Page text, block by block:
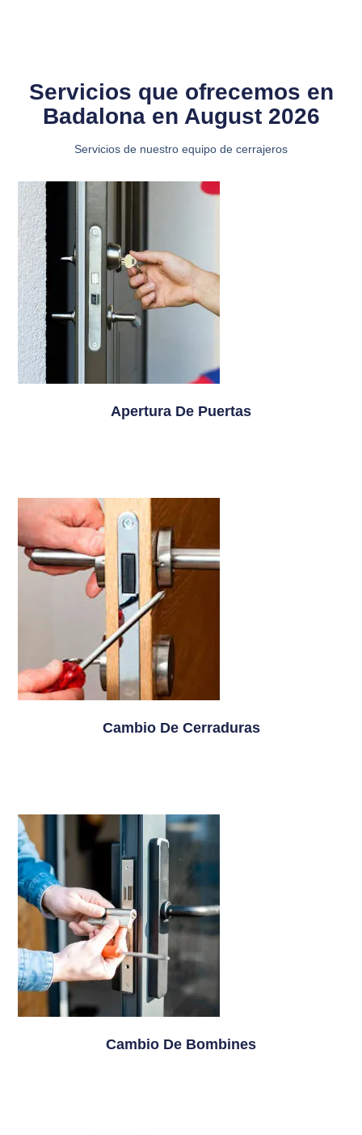
Servicios que ofrecemos en
Badalona en August 2026
Servicios de nuestro equipo de cerrajeros
Apertura De Puertas
Cambio De Cerraduras
Cambio De Bombines